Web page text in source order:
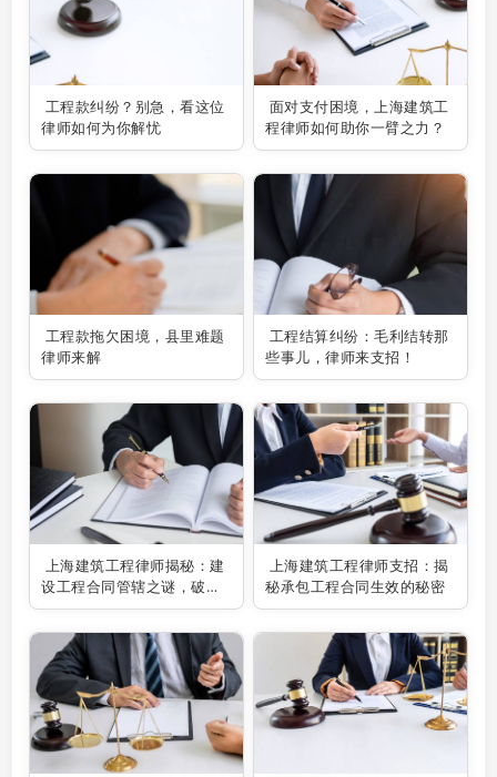
工程款纠纷？别急，看这位
律师如何为你解忧
面对支付困境，上海建筑工
程律师如何助你一臂之力？
工程款拖欠困境，县里难题
律师来解
工程结算纠纷：毛利结转那
些事儿，律师来支招！
上海建筑工程律师揭秘：建
设工程合同管辖之谜，破解
专属管辖疑云！
上海建筑工程律师支招：揭
秘承包工程合同生效的秘密